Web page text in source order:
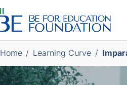
Home / /